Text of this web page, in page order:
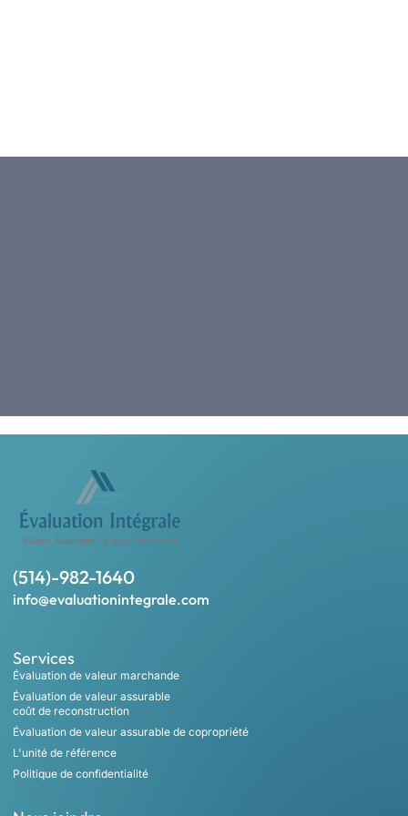
Services
Évaluation de valeur marchande
Évaluation de valeur assurable
coût de reconstruction
Évaluation de valeur assurable de copropriété
L'unité de référence
Politique de confidentialité
(514)-982-1640
info@evaluationintegrale.com